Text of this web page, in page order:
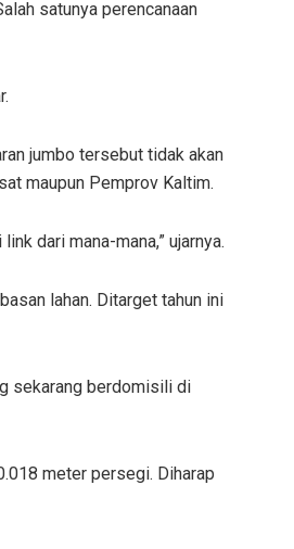
satunya perencanaan
jumbo tersebut tidak akan
maupun Pemprov Kaltim.
dari mana-mana,” ujarnya.
lahan. Ditarget tahun ini
sekarang berdomisili di
meter persegi. Diharap